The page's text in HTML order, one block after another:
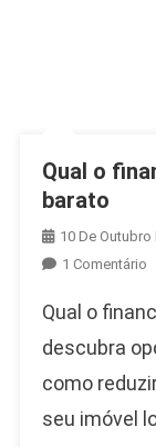
Qual o
barato
10 De Outubro
1 Comentário
O
Qual o
descubra
como
seu imóvel